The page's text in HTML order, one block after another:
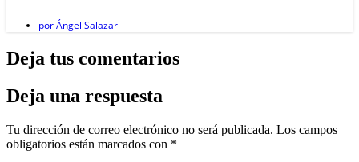
porÁngel Salazar
Deja tus comentarios
Deja una respuesta
Tu dirección de correo electrónico no será publicada. Los campos
obligatorios están marcados con *